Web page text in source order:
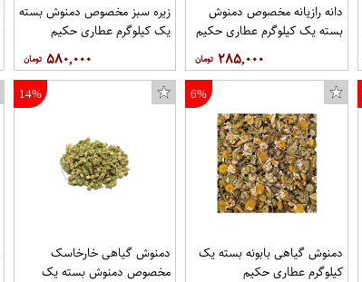
دانه رازیانه مخصوص دمنوش
بسته یک کیلوگرم عطاری حکیم
۲۸۵,۰۰۰
زیره سبز مخصوص دمنوش بسته
یک کیلوگرم عطاری حکیم
۵۸۰,۰۰۰
6%
دمنوش گیاهی بابونه بسته یک
کیلوگرم عطاری حکیم
14%
دمنوش گیاهی خارخاسک
مخصوص دمنوش بسته یک